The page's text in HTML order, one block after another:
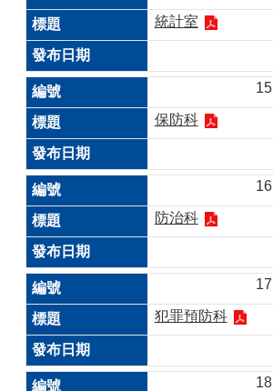
統計室
15
保防科
16
防治科
17
犯罪預防科
18